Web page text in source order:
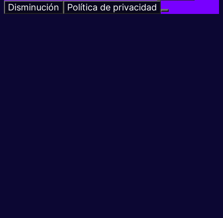
Disminución
Política de privacidad